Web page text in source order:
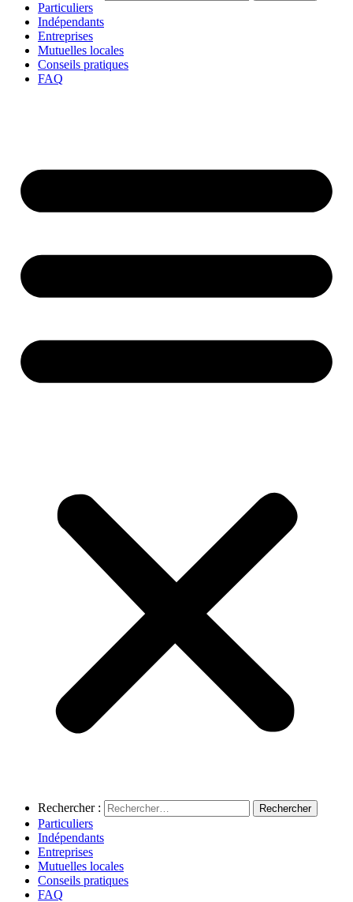
Particuliers
Indépendants
Entreprises
Mutuelles locales
Conseils pratiques
FAQ
Rechercher :
Particuliers
Indépendants
Entreprises
Mutuelles locales
Conseils pratiques
FAQ